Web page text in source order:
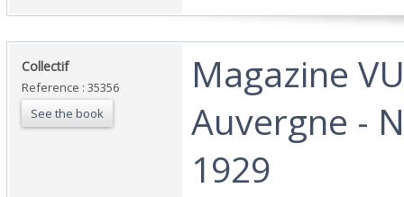
‎Collectif ‎
Reference : 35356
See the book
‎Magazine
Auvergne -
1929 ‎